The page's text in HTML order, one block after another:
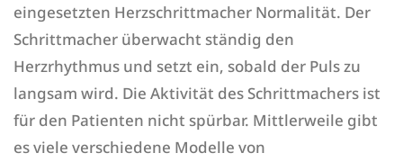
eingesetzten Herzschrittmacher Normalität. Der
Schrittmacher überwacht ständig den
Herzrhythmus und setzt ein, sobald der Puls zu
langsam wird. Die Aktivität des Schrittmachers ist
für den Patienten nicht spürbar. Mittlerweile gibt
es viele verschiedene Modelle von